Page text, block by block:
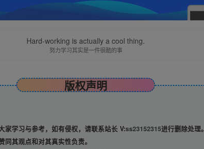
Hard-working is actually a cool thing.
努力学习其实是一件很酷的事
版权声明
家学习与参考，如有侵权，请联系站长 V:ss23152315进行删除处理。
其观点和对其真实性负责。